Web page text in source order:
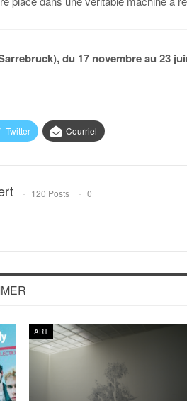
du 17 novembre au 23
Twitter Courriel
120 Posts
0
ART